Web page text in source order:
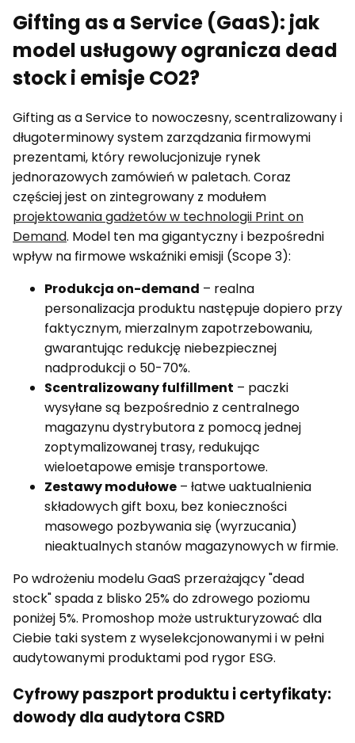
Gifting as a Service (GaaS): jak
model usługowy ogranicza dead
stock i emisje CO2?
Gifting as a Service to nowoczesny, scentralizowany i
długoterminowy system zarządzania firmowymi
prezentami, który rewolucjonizuje rynek
jednorazowych zamówień w paletach. Coraz
częściej jest on zintegrowany z modułem
projektowania gadżetów w technologii Print on
Demand. Model ten ma gigantyczny i bezpośredni
wpływ na firmowe wskaźniki emisji (Scope 3):
Produkcja on-demand – realna
personalizacja produktu następuje dopiero przy
faktycznym, mierzalnym zapotrzebowaniu,
gwarantując redukcję niebezpiecznej
nadprodukcji o 50-70%.
Scentralizowany fulfillment – paczki
wysyłane są bezpośrednio z centralnego
magazynu dystrybutora z pomocą jednej
zoptymalizowanej trasy, redukując
wieloetapowe emisje transportowe.
Zestawy modułowe – łatwe uaktualnienia
składowych gift boxu, bez konieczności
masowego pozbywania się (wyrzucania)
nieaktualnych stanów magazynowych w firmie.
Po wdrożeniu modelu GaaS przerażający "dead
stock" spada z blisko 25% do zdrowego poziomu
poniżej 5%. Promoshop może ustrukturyzować dla
Ciebie taki system z wyselekcjonowanymi i w pełni
audytowanymi produktami pod rygor ESG.
Cyfrowy paszport produktu i certyfikaty:
dowody dla audytora CSRD